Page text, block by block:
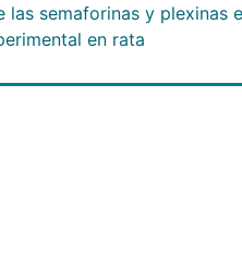
las semaforinas y plexinas
en rata